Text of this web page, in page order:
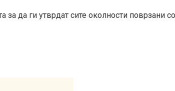
за да ги утврдат сите околности поврзани со